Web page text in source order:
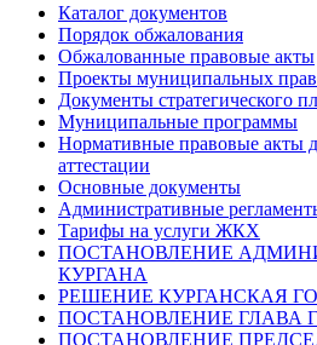
Каталог документов
Порядок обжалования
Обжалованные правовые акты
Проекты муниципальных
Документы стратегического
Муниципальные программы
Нормативные правовые акты
аттестации
Основные документы
Административные
Тарифы на услуги ЖКХ
ПОСТАНОВЛЕНИЕ
КУРГАНА
РЕШЕНИЕ КУРГАНСКАЯ
ПОСТАНОВЛЕНИЕ ГЛАВА
ПОСТАНОВЛЕНИЕ